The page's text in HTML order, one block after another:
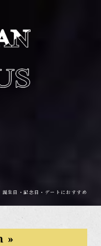
ACCESS
生日・記念日・デートにおすすめ
»